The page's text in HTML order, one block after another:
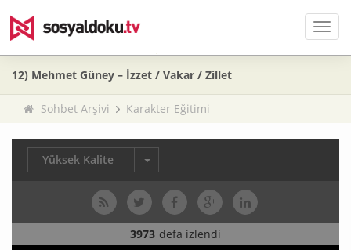
Menü
12) Mehmet Güney – İzzet / Vakar / Zillet
Sohbet Arşivi Karakter Eğitimi
Yüksek Kalite
3973 defa izlendi